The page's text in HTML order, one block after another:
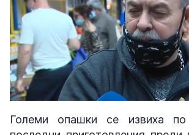
Unmute Loaded:
38.30%
Големи опашки се извиха по